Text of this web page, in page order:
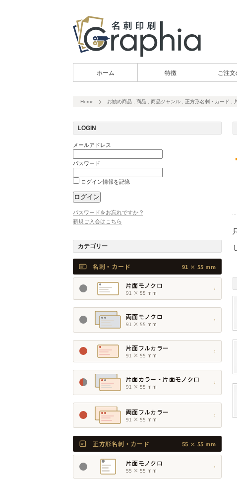
ホーム 特徴 ご注
Home お勧め商品 商品 商品ジャンル 正方形名刺・カード
LOGIN
メールアドレス
パスワード
ログイン情報を記憶
パスワードをお忘れですか ?
新規ご入会はこちら
カテゴリー
名刺・カード 91 × 55 mm
片面モノクロ
91 × 55 mm
›
両面モノクロ
91 × 55 mm
›
片面フルカラー
91 × 55 mm
›
片面カラー・片面モノクロ
91 × 55 mm
›
両面フルカラー
91 × 55 mm
›
正方形名刺・カード 55 × 55 mm
片面モノクロ
55 × 55 mm
›